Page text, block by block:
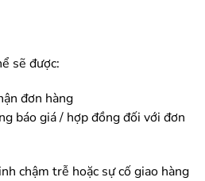
sẽ được:
đơn hàng
báo giá / hợp đồng đối với đơn
chậm trễ hoặc sự cố giao hàng